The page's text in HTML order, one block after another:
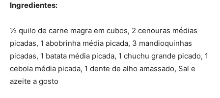
Ingredientes:
½ quilo de carne magra em cubos, 2 cenouras médias
picadas, 1 abobrinha média picada, 3 mandioquinhas
picadas, 1 batata média picada, 1 chuchu grande picado, 1
cebola média picada, 1 dente de alho amassado, Sal e
azeite a gosto